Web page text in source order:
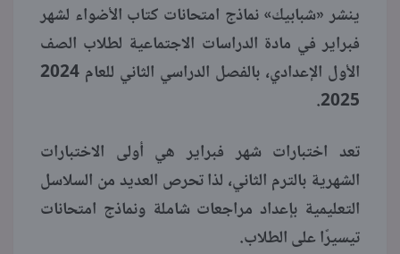
بوابة الطلبة
منوعات
ينشر «شبابيك» نماذج امتحانات كتاب الأضواء لشهر
فبراير في مادة الدراسات الاجتماعية لطلاب الصف
الأول الإعدادي، بالفصل الدراسي الثاني للعام 2024
2025.
تعد اختبارات شهر فبراير هي أولى الاختبارات
الشهرية بالترم الثاني، لذا تحرص العديد من السلاسل
التعليمية بإعداد مراجعات شاملة ونماذج امتحانات
تيسيرًا على الطلاب.